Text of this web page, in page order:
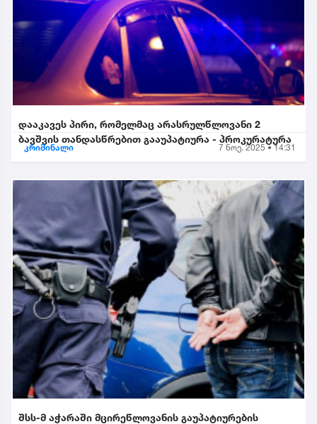
დააკავეს პირი, რომელმაც არასრულწლოვანი 2
ბავშვის თანდასწრებით გააუპატიურა - პროკურატურა
კრიმინალი 7 ნოე. 2025 • 14:31
შსს-მ აჭარაში მცირეწლოვანის გაუპატიურების